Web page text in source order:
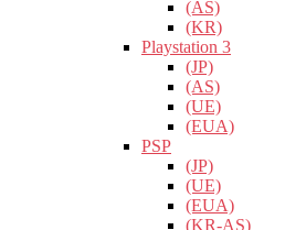
(AS)
(KR)
Playstation 3
(JP)
(AS)
(UE)
(EUA)
PSP
(JP)
(UE)
(EUA)
(KR-AS)